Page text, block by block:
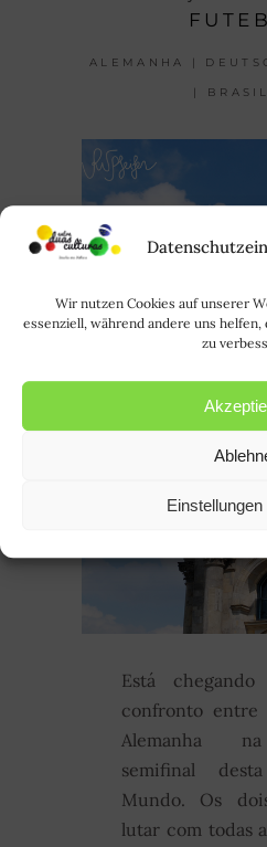
Wir nutzen Cookies auf unserer
essenziell, während andere uns
zu
ALEMANHA |
|
Está
confronto
Alemanha
semifinal
Mundo. Os
lutar com todas